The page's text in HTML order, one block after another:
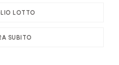
LOTTO
SUBITO